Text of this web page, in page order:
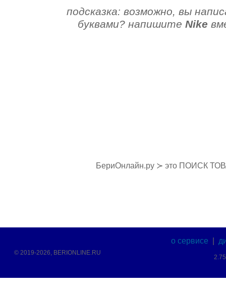
подсказка: возможно, вы
буквами? напишите Nike
БериОнлайн.ру ≻ это ПОИСК
© 2019-2026, BERIONLINE.RU
о сервисе